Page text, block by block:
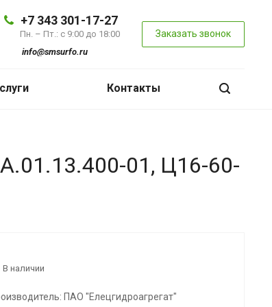
+7 343 301-17-27
Пн. – Пт.: с 9:00 до 18:00
info@smsurfo.ru
Заказать звонок
Контакты
01, Ц16-60-
В наличии
ПАО "Елецгидроагрегат"